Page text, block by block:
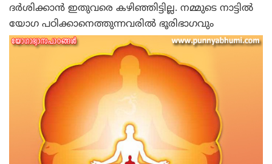
ദര്‍ശിക്കാന്‍ ഇതുവരെ കഴിഞ്ഞിട്ടില്ല. നമ്മുടെ നാട്ടില്‍
യോഗ പഠിക്കാനെത്തുന്നവരില്‍ ഭൂരിഭാഗവും